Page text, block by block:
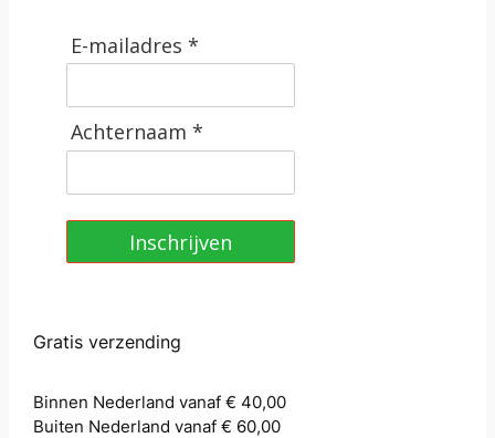
E-mailadres *
Achternaam *
Inschrijven
Gratis verzending
Binnen Nederland vanaf € 40,00
Buiten Nederland vanaf € 60,00